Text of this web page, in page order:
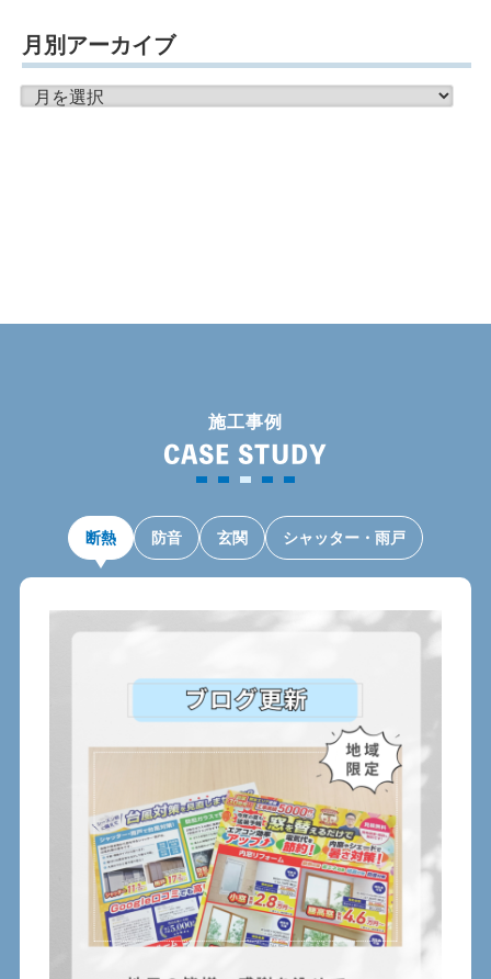
月別アーカイブ
月
別
施工事例
CASE STUDY
断熱 防音 玄関 シャッター・雨戸